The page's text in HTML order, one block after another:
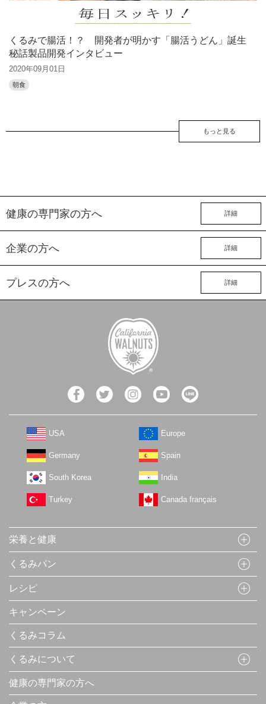
くるみで腸活！？ 開発者が明かす「腸活うどん」誕生
秘話製品開発インタビュー
2020年09月01日
朝食
もっと見る
健康の専門家の方へ 詳細
企業の方へ 詳細
プレスの方へ 詳細
USA Europe
Germany Spain
South Korea India
Turkey Canada français
栄養と健康
くるみパン
レシピ
キャンペーン
くるみコラム
くるみについて
健康の専門家の方へ